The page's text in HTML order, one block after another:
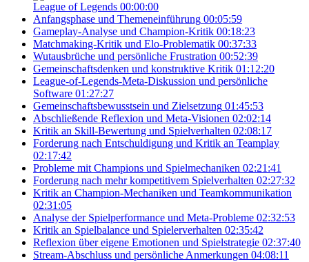
League of Legends 00:00:00
Anfangsphase und Themeneinführung 00:05:59
Gameplay-Analyse und Champion-Kritik 00:18:23
Matchmaking-Kritik und Elo-Problematik 00:37:33
Wutausbrüche und persönliche Frustration 00:52:39
Gemeinschaftsdenken und konstruktive Kritik 01:12:20
League-of-Legends-Meta-Diskussion und persönliche
Software 01:27:27
Gemeinschaftsbewusstsein und Zielsetzung 01:45:53
Abschließende Reflexion und Meta-Visionen 02:02:14
Kritik an Skill-Bewertung und Spielverhalten 02:08:17
Forderung nach Entschuldigung und Kritik an Teamplay
02:17:42
Probleme mit Champions und Spielmechaniken 02:21:41
Forderung nach mehr kompetitivem Spielverhalten 02:27:32
Kritik an Champion-Mechaniken und Teamkommunikation
02:31:05
Analyse der Spielperformance und Meta-Probleme 02:32:53
Kritik an Spielbalance und Spielerverhalten 02:35:42
Reflexion über eigene Emotionen und Spielstrategie 02:37:40
Stream-Abschluss und persönliche Anmerkungen 04:08:11